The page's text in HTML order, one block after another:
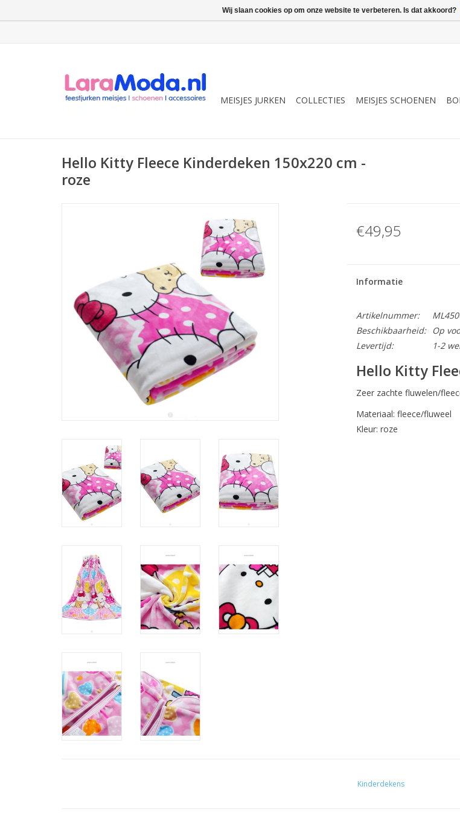
MEISJES JURKEN COLLECTIES MEISJES SCHOENEN
Hello Kitty Fleece Kinderdeken 150x220 cm -
roze
€49,95
Informatie
Artikelnummer:
Beschikbaarheid:
Op
Levertijd:
1-2
Hello Kitty
Zeer zachte fluwelen/
Materiaal: fleece/fluweel
Kleur: roze
Kinderdekens
Wij slaan cookies op om onze website te verbeteren. Is dat akkoord?